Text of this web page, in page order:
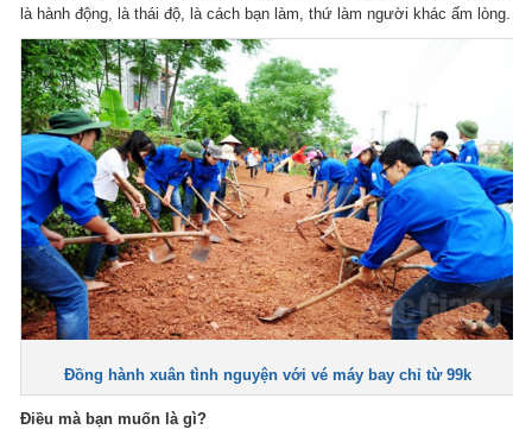
là hành động, là thái độ, là cách bạn làm, thứ làm người khác ấm lòng.
Đồng hành xuân tình nguyện với vé máy bay chỉ từ 99k
Điều mà bạn muốn là gì?